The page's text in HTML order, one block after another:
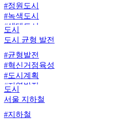
#정원도시
#녹색도시
#생태도시
#매력가든 동행가든 프로젝트
#도시계획
#서울둘레길
#공원여가
#산림휴양
#정원치유
도시
도시 균형 발전
#균형발전
#혁신거점육성
#도시계획
#지역발전
도시
서울 지하철
#지하철